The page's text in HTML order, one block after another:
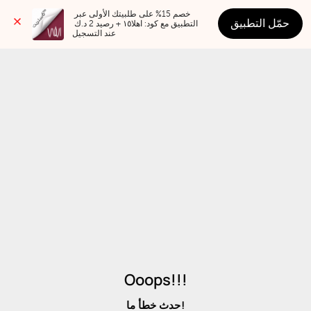
عند التسجيل
حمّل التطبيق
Ooops!!!
حدث خطأ ما!